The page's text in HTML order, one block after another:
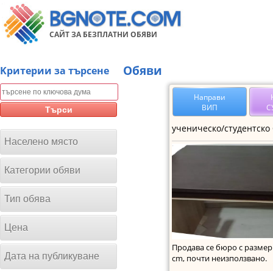
САЙТ ЗА БЕЗПЛАТНИ ОБЯВИ
Kритерии за търсене
Търси
Населено място
Категории обяви
Тип обява
Цена
Дата на публикуване
Обяви
Направи
ВИП
Продава се бюро с
cm, почти неизползвано.